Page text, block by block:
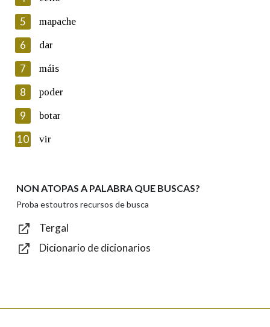
Lin e acepto as condicións da política de
Introduce o código que aparece na imaxe:
Texto de verificación
Enviar
5 mapache
6 dar
7 máis
8 poder
9 botar
10 vir
NON ATOPAS A PALABRA QUE BUSCAS?
Proba estoutros recursos de busca
Tergal
Dicionario de dicionarios